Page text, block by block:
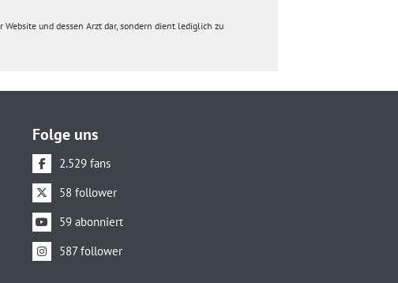
und dessen Arzt dar, sondern dient lediglich zu
Folge uns
2.529 fans
58 follower
59 abonniert
587 follower